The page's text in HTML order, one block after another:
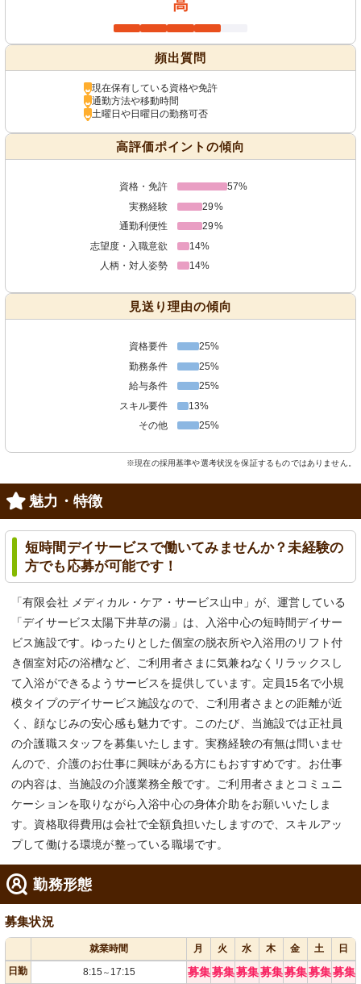
高
頻出質問
現在保有している資格や免許
通勤方法や移動時間
土曜日や日曜日の勤務可否
高評価ポイントの傾向
資格・免許
57%
実務経験
29%
通勤利便性
29%
志望度・入職意欲
14%
人柄・対人姿勢
14%
見送り理由の傾向
資格要件
25%
勤務条件
25%
給与条件
25%
スキル要件
13%
その他
25%
※現在の採用基準や選考状況を保証するものではありません。
魅力・特徴
短時間デイサービスで働いてみませんか？未経験の
方でも応募が可能です！
「有限会社 メディカル・ケア・サービス山中」が、運営している
「デイサービス太陽下井草の湯」は、入浴中心の短時間デイサー
ビス施設です。ゆったりとした個室の脱衣所や入浴用のリフト付
き個室対応の浴槽など、ご利用者さまに気兼ねなくリラックスし
て入浴ができるようサービスを提供しています。定員15名で小規
模タイプのデイサービス施設なので、ご利用者さまとの距離が近
く、顔なじみの安心感も魅力です。このたび、当施設では正社員
の介護職スタッフを募集いたします。実務経験の有無は問いませ
んので、介護のお仕事に興味がある方にもおすすめです。お仕事
の内容は、当施設の介護業務全般です。ご利用者さまとコミュニ
ケーションを取りながら入浴中心の身体介助をお願いいたしま
す。資格取得費用は会社で全額負担いたしますので、スキルアッ
プして働ける環境が整っている職場です。
勤務形態
募集状況
就業時間 月 火 水 木 金 土
日
日勤
8:15 ～ 17:15 募集募集募集募集募集募集募集